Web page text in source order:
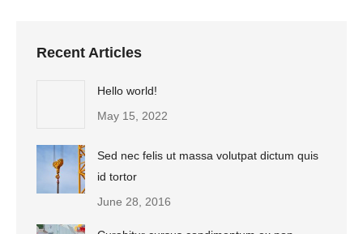
Recent Articles
Hello world!
May 15, 2022
Sed nec felis ut massa volutpat dictum quis
id tortor
June 28, 2016